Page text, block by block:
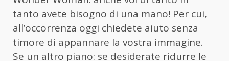
tanto avete bisogno di una mano! Per cui,
all’occorrenza oggi chiedete aiuto senza
timore di appannare la vostra immagine.
Se un altro piano: se desiderate ridurre le